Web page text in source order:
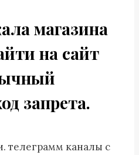
магазина
на сайт
запрета.
телеграмм каналы с